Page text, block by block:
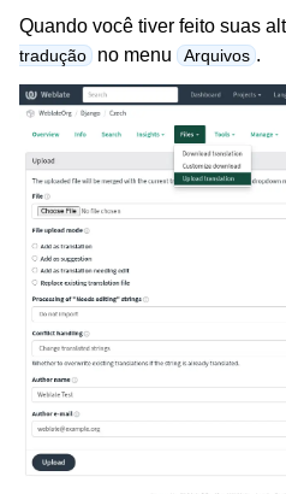
Quando você tiver feito suas
tradução
no menu Arquivos .